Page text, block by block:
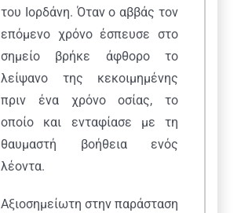
του Ιορδάνη. Όταν ο αββάς τον
επόμενο χρόνο έσπευσε στο
σημείο βρήκε άφθορο το
λείψανο της κεκοιμημένης
πριν ένα χρόνο οσίας, το
οποίο και ενταφίασε με τη
θαυμαστή βοήθεια ενός
λέοντα.
Αξιοσημείωτη στην παράσταση